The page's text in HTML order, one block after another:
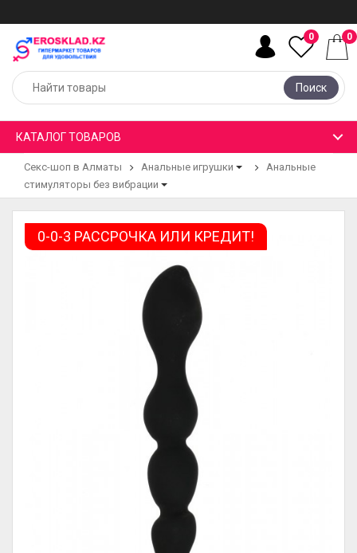
Поиск
0 0
КАТАЛОГ ТОВАРОВ
Секс-шоп в Алматы Анальные игрушки
Анальные
стимуляторы без вибрации
0-0-3 РАССРОЧКА ИЛИ КРЕДИТ!